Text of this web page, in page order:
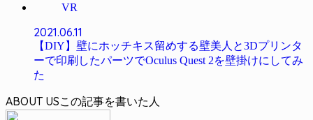
VR
2021.06.11
【DIY】壁にホッチキス留めする壁美人と3Dプリンタ
ーで印刷したパーツでOculus Quest 2を壁掛けにしてみ
た
ABOUT US